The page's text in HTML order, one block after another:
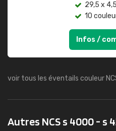
29,5 x
10
Infos /
voir tous les éventails couleur
Autres NCS s 4000 - s